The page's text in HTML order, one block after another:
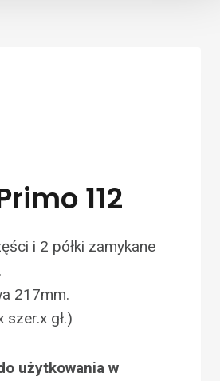
112
i 2 półki zamykane
217mm.
gł.)
użytkowania w